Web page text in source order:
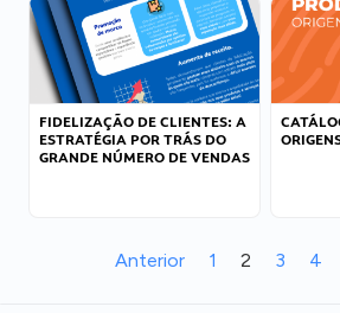
FIDELIZAÇÃO DE CLIENTES: A
ESTRATÉGIA POR TRÁS DO
GRANDE NÚMERO DE VENDAS
Anterior 1 2 3 4